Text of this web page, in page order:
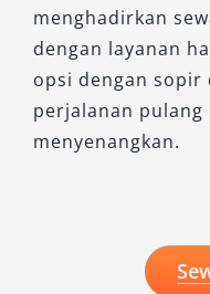
menghadirkan
dengan layanan
opsi dengan sopir
perjalanan pulang
menyenangkan.